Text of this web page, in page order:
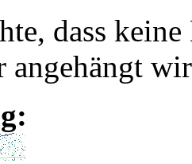
dass
angehängt